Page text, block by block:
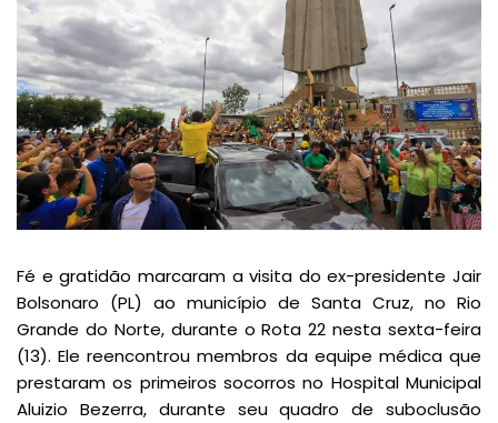
Fé e gratidão marcaram a visita do ex-presidente Jair
Bolsonaro (PL) ao município de Santa Cruz, no Rio
Grande do Norte, durante o Rota 22 nesta sexta-feira
(13). Ele reencontrou membros da equipe médica que
prestaram os primeiros socorros no Hospital Municipal
Aluizio Bezerra, durante seu quadro de suboclusão